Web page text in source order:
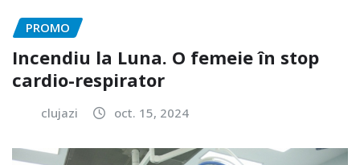
PROMO
Incendiu la Luna. O femeie în stop
cardio-respirator
clujazi oct. 15, 2024